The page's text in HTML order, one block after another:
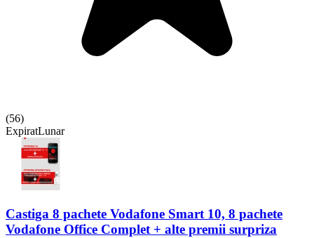
(56)
ExpiratLunar
Castiga 8 pachete Vodafone Smart 10, 8 pachete
Vodafone Office Complet + alte premii surpriza